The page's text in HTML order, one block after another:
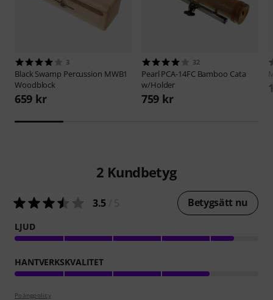
3
Black Swamp Percussion MWB1
Woodblock
659 kr
32
Pearl PCA-14FC Bamboo Cata
w/Holder
759 kr
2 Kundbetyg
3.5 Betygsätt nu
LJUD
HANTVERKSKVALITET
Poängpolicy